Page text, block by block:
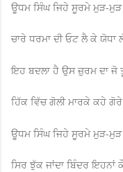
ਊਧਮ ਸਿੰਘ ਜਿਹੇ ਸੂਰਮੇ ਮੁੜ-
ਚਾਰੇ ਧਰਮਾ ਦੀ ਓਟ ਲੈ ਕੇ ਯੋਧਾ
ਇਹ ਬਦਲਾ ਹੈ ਉਸ ਜ਼ੁਰਮ ਦਾ ਜੋ
ਹਿੱਕ ਵਿੱਚ ਗੋਲੀ ਮਾਰਕੇ ਕਹੇ
ਊਧਮ ਸਿੰਘ ਜਿਹੇ ਸੂਰਮੇ ਮੁੜ-
ਸਿਰ ਝੁੱਕ ਜਾਂਦਾ ਬਿੰਦਰ